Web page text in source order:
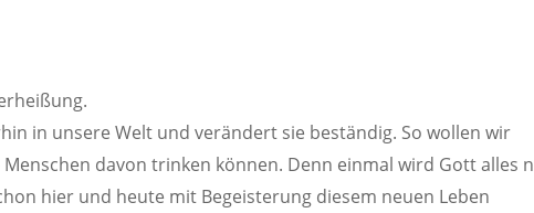
in unsere Welt und verändert sie beständig. So wollen wir
davon trinken können. Denn einmal wird Gott alles
hier und heute mit Begeisterung diesem neuen Leben